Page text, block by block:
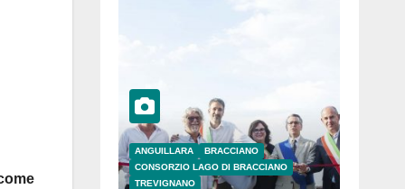
ANGUILLARA
BRACCIANO
CONSORZIO LAGO DI BRACCIANO
TREVIGNANO